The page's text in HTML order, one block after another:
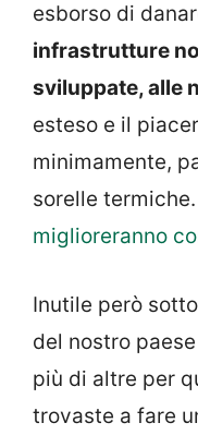
esborso di
infrastrutture
sviluppate, alle
esteso e il
minimamente,
sorelle termiche.
miglioreranno
Inutile però
del nostro
più di altre per
trovaste a fare